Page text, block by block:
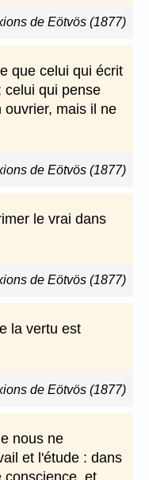
de Eötvös (1877)
que celui qui écrit
celui qui pense
ouvrier, mais il ne
de Eötvös (1877)
le vrai dans
de Eötvös (1877)
la vertu est
de Eötvös (1877)
nous ne
et l'étude : dans